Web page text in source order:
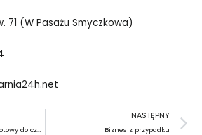
71 (W Pasażu Smyczkowa)
„Prêt-à-porter…”, czyli gotowy do czytania
NASTĘPNY
Biznes z przypadku